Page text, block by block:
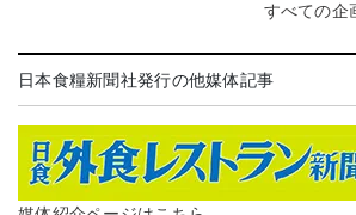
すべての企
日本食糧新聞社発行の他媒体記事